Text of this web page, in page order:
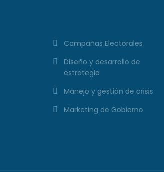
Campañas Electorales
Diseño y desarrollo de
estrategia
Manejo y gestión de crisis
Marketing de Gobierno